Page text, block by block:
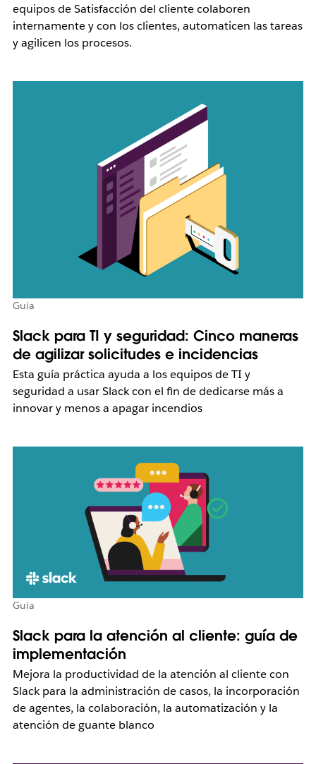
equipos de Satisfacción del cliente colaboren
internamente y con los clientes, automaticen las tareas
y agilicen los procesos.
Guía
Slack para TI y seguridad: Cinco maneras
de agilizar solicitudes e incidencias
Esta guía práctica ayuda a los equipos de TI y
seguridad a usar Slack con el fin de dedicarse más a
innovar y menos a apagar incendios
Guía
Slack para la atención al cliente: guía de
implementación
Mejora la productividad de la atención al cliente con
Slack para la administración de casos, la incorporación
de agentes, la colaboración, la automatización y la
atención de guante blanco